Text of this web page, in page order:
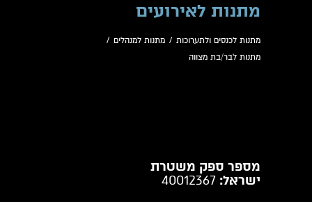
מתנות לאירועים
מתנות לכנסים ולתערוכות / מתנות למנהלים /
מתנות לבר/בת מצווה
מספר ספק משטרת
ישראל: